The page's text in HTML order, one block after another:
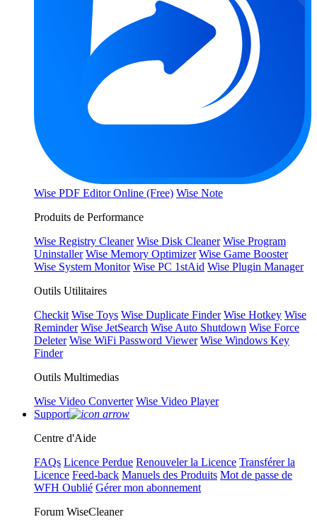
Wise PDF Editor Online (Free) Wise Note
Produits de Performance
Wise Registry Cleaner Wise Disk Cleaner Wise Program
Uninstaller Wise Memory Optimizer Wise Game Booster
Wise System Monitor Wise PC 1stAid Wise Plugin Manager
Outils Utilitaires
Checkit Wise Toys Wise Duplicate Finder Wise Hotkey Wise
Reminder Wise JetSearch Wise Auto Shutdown Wise Force
Deleter Wise WiFi Password Viewer Wise Windows Key
Finder
Outils Multimedias
Wise Video Converter Wise Video Player
Support
Centre d'Aide
FAQs Licence Perdue Renouveler la Licence Transférer la
Licence Feed-back Manuels des Produits Mot de passe de
WFH Oublié Gérer mon abonnement
Forum WiseCleaner